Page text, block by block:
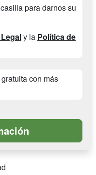
para darnos su
y la Política de
con más